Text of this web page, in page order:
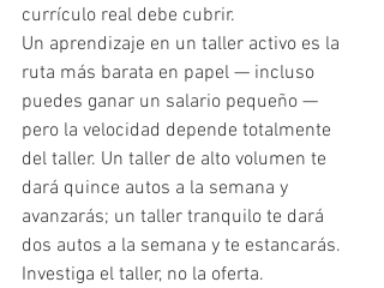
currículo real debe cubrir.
Un aprendizaje en un taller activo es la
ruta más barata en papel — incluso
puedes ganar un salario pequeño —
pero la velocidad depende totalmente
del taller. Un taller de alto volumen te
dará quince autos a la semana y
avanzarás; un taller tranquilo te dará
dos autos a la semana y te estancarás.
Investiga el taller, no la oferta.